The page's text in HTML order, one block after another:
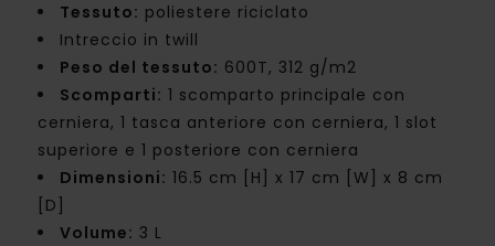
Tessuto: poliestere riciclato
Intreccio in twill
Peso del tessuto: 600T, 312 g/m2
Scomparti: 1 scomparto principale con
cerniera, 1 tasca anteriore con cerniera, 1 slot
superiore e 1 posteriore con cerniera
Dimensioni: 16.5 cm [H] x 17 cm [W] x 8 cm
[D]
Volume: 3 L